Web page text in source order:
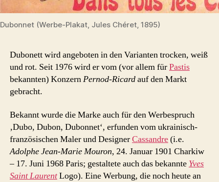
Dubonnet (Werbe-Plakat, Jules Chéret, 1895)
Dubonett wird angeboten in den Varianten trocken, weiß
und rot. Seit 1976 wird er vom (vor allem fürPastis
bekannten) KonzernPernod-Ricardauf den Markt
gebracht.
Bekannt wurde die Marke auch für den Werbespruch
‚Dubo, Dubon, Dubonnet‘, erfunden vom ukrainisch-
französischen Maler und DesignerCassandre(i.e.
Adolphe Jean-Marie Mouron, 24. Januar 1901 Charkiw
– 17. Juni 1968 Paris; gestaltete auch das bekannte Yves
Saint LaurentLogo). Eine Werbung, die noch heute an